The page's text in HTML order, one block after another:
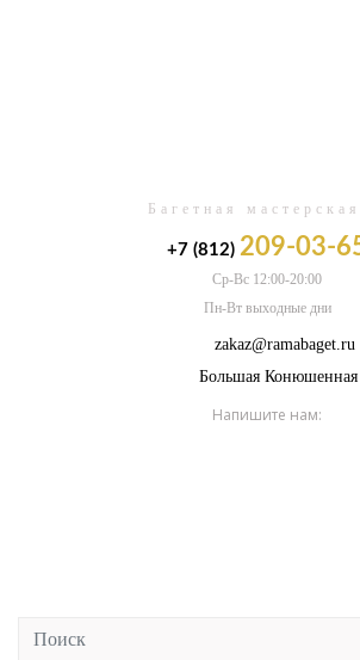
Багетная мастерская
+7 (812) 209-03-
Ср-Вс 12:00-20:00
Пн-Вт выходные дни
zakaz@ramabaget.ru
Большая Конюшенная
Напишите нам: